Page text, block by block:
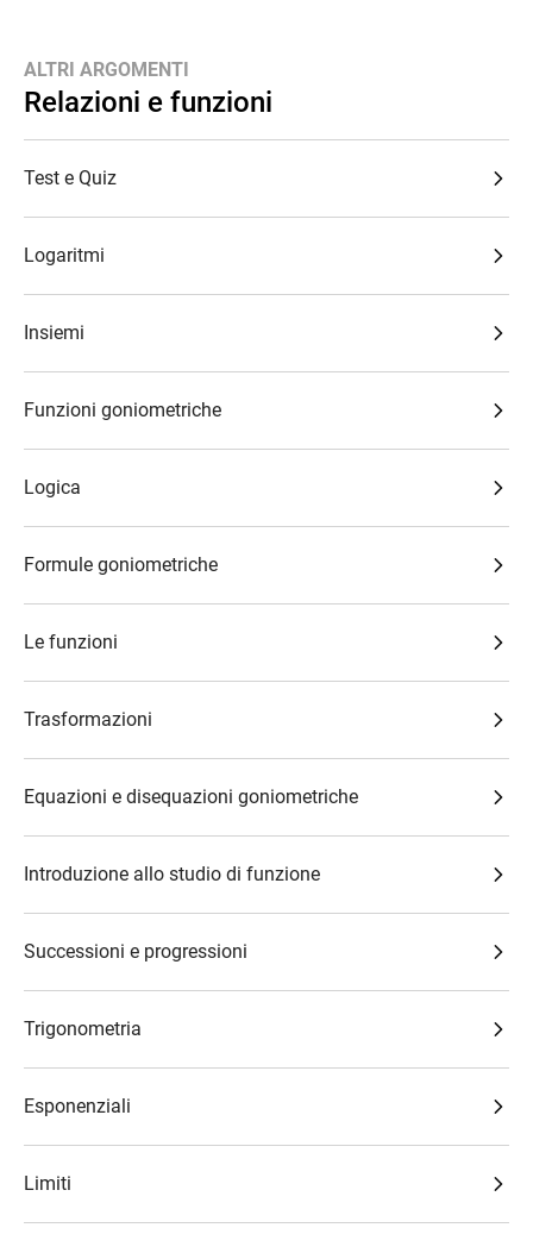
ALTRI ARGOMENTI
Relazioni e funzioni
Test e Quiz
Logaritmi
Insiemi
Funzioni goniometriche
Logica
Formule goniometriche
Le funzioni
Trasformazioni
Equazioni e disequazioni goniometriche
Introduzione allo studio di funzione
Successioni e progressioni
Trigonometria
Esponenziali
Limiti